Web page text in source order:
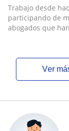
Trabajo desde
participando de
abogados que
ver